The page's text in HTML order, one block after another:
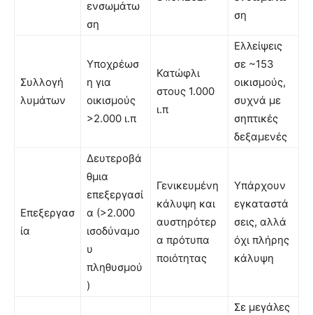
ενσωμάτω
ση
ση
Συλλογή
λυμάτων
Υποχρέωσ
η για
οικισμούς
>2.000 ι.π
Κατώφλι
στους 1.000
ι.π
Ελλείψεις
σε ~153
οικισμούς,
συχνά με
σηπτικές
δεξαμενές
Επεξεργασ
ία
Δευτεροβά
θμια
επεξεργασί
α (>2.000
ισοδύναμο
υ
πληθυσμού
)
Γενικευμένη
κάλυψη και
αυστηρότερ
α πρότυπα
ποιότητας
Υπάρχουν
εγκαταστά
σεις, αλλά
όχι πλήρης
κάλυψη
Σε μεγάλες